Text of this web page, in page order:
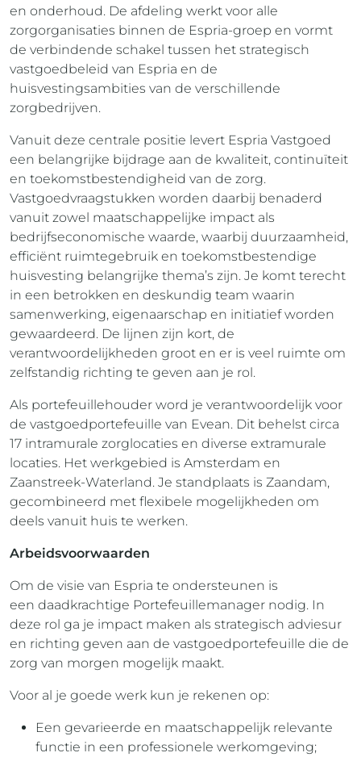
en onderhoud. De afdeling werkt voor alle
zorgorganisaties binnen de Espria-groep en vormt
de verbindende schakel tussen het strategisch
vastgoedbeleid van Espria en de
huisvestingsambities van de verschillende
zorgbedrijven.
Vanuit deze centrale positie levert Espria Vastgoed
een belangrijke bijdrage aan de kwaliteit, continuïteit
en toekomstbestendigheid van de zorg.
Vastgoedvraagstukken worden daarbij benaderd
vanuit zowel maatschappelijke impact als
bedrijfseconomische waarde, waarbij duurzaamheid,
efficiënt ruimtegebruik en toekomstbestendige
huisvesting belangrijke thema’s zijn. Je komt terecht
in een betrokken en deskundig team waarin
samenwerking, eigenaarschap en initiatief worden
gewaardeerd. De lijnen zijn kort, de
verantwoordelijkheden groot en er is veel ruimte om
zelfstandig richting te geven aan je rol.
Als portefeuillehouder word je verantwoordelijk voor
de vastgoedportefeuille van Evean. Dit behelst circa
17 intramurale zorglocaties en diverse extramurale
locaties. Het werkgebied is Amsterdam en
Zaanstreek-Waterland. Je standplaats is Zaandam,
gecombineerd met flexibele mogelijkheden om
deels vanuit huis te werken.
Arbeidsvoorwaarden
Om de visie van Espria te ondersteunen is
een daadkrachtige Portefeuillemanager nodig. In
deze rol ga je impact maken als strategisch adviesur
en richting geven aan de vastgoedportefeuille die de
zorg van morgen mogelijk maakt.
Voor al je goede werk kun je rekenen op:
Een gevarieerde en maatschappelijk relevante
functie in een professionele werkomgeving;